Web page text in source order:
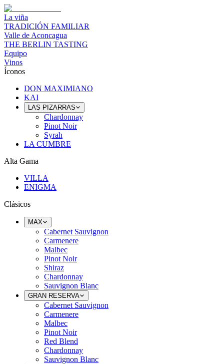
La viña
TRADICIÓN FAMILIAR
Valle de Aconcagua
THE BERLIN TASTING
Equipo
Vinos
Íconos
DON MAXIMIANO
KAI
LAS PIZARRAS
Chardonnay
Pinot Noir
Syrah
LA CUMBRE
Alta Gama
VILLA
ENIGMA
Clásicos
MAX
Cabernet Sauvignon
Carmenere
Malbec
Pinot Noir
Shiraz
Chardonnay
Sauvignon Blanc
GRAN RESERVA
Cabernet Sauvignon
Carmenere
Malbec
Pinot Noir
Red Blend
Chardonnay
Sauvignon Blanc